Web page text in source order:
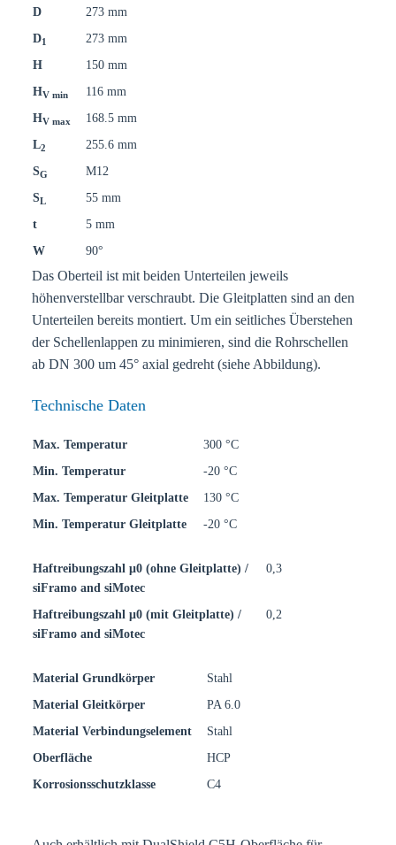
D
273 mm
D1
273 mm
H
150 mm
HV min
116 mm
HV max
168.5 mm
L2
255.6 mm
SG
M12
SL
55 mm
t
5 mm
W
90°
Das Oberteil ist mit beiden Unterteilen jeweils
höhenverstellbar verschraubt. Die Gleitplatten sind an den
Unterteilen bereits montiert. Um ein seitliches Überstehen
der Schellenlappen zu minimieren, sind die Rohrschellen
ab DN 300 um 45° axial gedreht (siehe Abbildung).
Technische Daten
Max. Temperatur
300 °C
Min. Temperatur
-20 °C
Max. Temperatur Gleitplatte
130 °C
Min. Temperatur Gleitplatte
-20 °C
Haftreibungszahl μ0 (ohne Gleitplatte) /
siFramo and siMotec
0,3
Haftreibungszahl μ0 (mit Gleitplatte) /
siFramo and siMotec
0,2
Material Grundkörper
Stahl
Material Gleitkörper
PA 6.0
Material Verbindungselement
Stahl
Oberfläche
HCP
Korrosionsschutzklasse
C4